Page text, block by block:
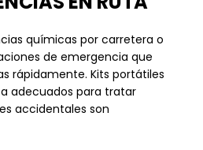
químicas por carretera o
de emergencia que
rápidamente. Kits portátiles
adecuados para tratar
accidentales son